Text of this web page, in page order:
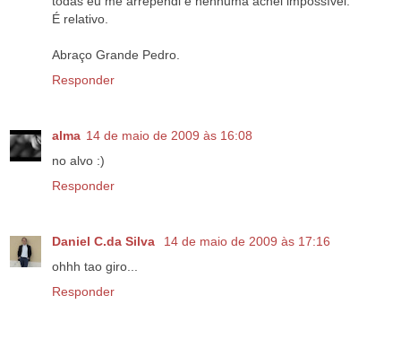
É relativo.
Abraço Grande Pedro.
Responder
alma 14 de maio de 2009 às 16:08
no alvo :)
Responder
Daniel C.da Silva
14 de maio de 2009 às 17:16
ohhh tao giro...
Responder